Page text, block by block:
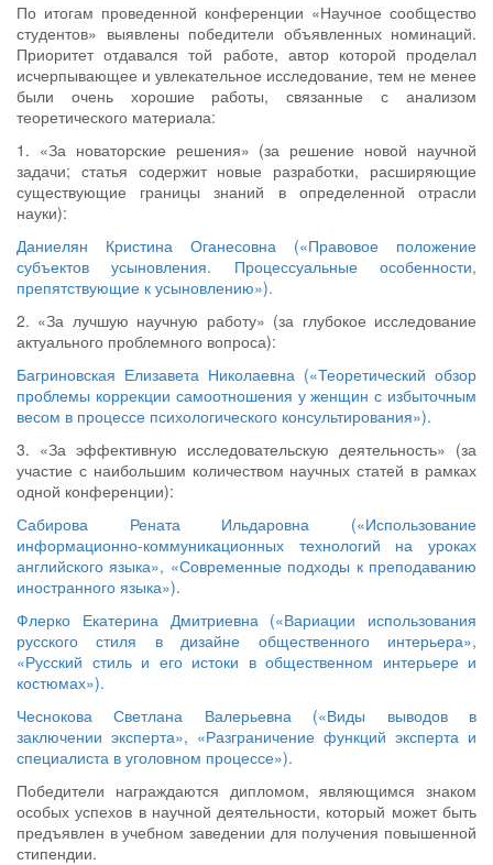
По итогам проведенной конференции «Научное сообщество
студентов» выявлены победители объявленных номинаций.
Приоритет отдавался той работе, автор которой проделал
исчерпывающее и увлекательное исследование, тем не менее
были очень хорошие работы, связанные с анализом
теоретического материала:
1. «За новаторские решения» (за решение новой научной
задачи; статья содержит новые разработки, расширяющие
существующие границы знаний в определенной отрасли
науки):
Даниелян Кристина Оганесовна («Правовое положение
субъектов усыновления. Процессуальные особенности,
препятствующие к усыновлению»).
2. «За лучшую научную работу» (за глубокое исследование
актуального проблемного вопроса):
Багриновская Елизавета Николаевна («Теоретический обзор
проблемы коррекции самоотношения у женщин с избыточным
весом в процессе психологического консультирования»).
3. «За эффективную исследовательскую деятельность» (за
участие с наибольшим количеством научных статей в рамках
одной конференции):
Сабирова Рената Ильдаровна («Использование
информационно-коммуникационных технологий на уроках
английского языка», «Современные подходы к преподаванию
иностранного языка»).
Флерко Екатерина Дмитриевна («Вариации использования
русского стиля в дизайне общественного интерьера»,
«Русский стиль и его истоки в общественном интерьере и
костюмах»).
Чеснокова Светлана Валерьевна («Виды выводов в
заключении эксперта», «Разграничение функций эксперта и
специалиста в уголовном процессе»).
Победители награждаются дипломом, являющимся знаком
особых успехов в научной деятельности, который может быть
предъявлен в учебном заведении для получения повышенной
стипендии.